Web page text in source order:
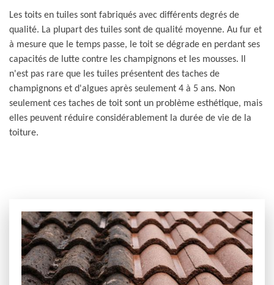
Les toits en tuiles sont fabriqués avec différents degrés de
qualité. La plupart des tuiles sont de qualité moyenne. Au fur et
à mesure que le temps passe, le toit se dégrade en perdant ses
capacités de lutte contre les champignons et les mousses. Il
n'est pas rare que les tuiles présentent des taches de
champignons et d'algues après seulement 4 à 5 ans. Non
seulement ces taches de toit sont un problème esthétique, mais
elles peuvent réduire considérablement la durée de vie de la
toiture.